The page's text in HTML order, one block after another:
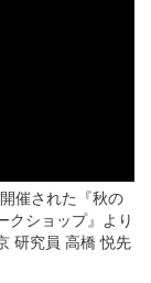
催された『秋の
クショップ』より
研究員 高橋 悦先